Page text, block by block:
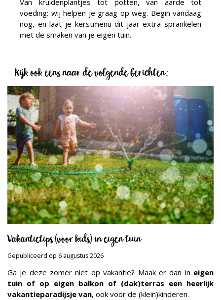
Van kruidenplantjes tot potten, van aarde tot
voeding: wij helpen je graag op weg. Begin vandaag
nog, en laat je kerstmenu dit jaar extra sprankelen
met de smaken van je eigen tuin.
Kijk ook eens naar de volgende berichten:
Vakantietips (voor kids) in eigen tuin
Gepubliceerd op 6 augustus 2026
Ga je deze zomer niet op vakantie? Maak er dan in eigen
tuin of op eigen balkon of (dak)terras een heerlijk
vakantieparadijsje van, ook voor de (klein)kinderen.